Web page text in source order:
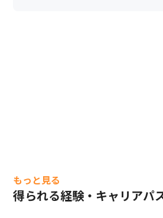
もっと見る
得られる経験・キャリアパ